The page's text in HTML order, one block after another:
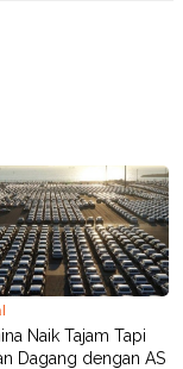
Naik Tajam Tapi
Dagang dengan AS